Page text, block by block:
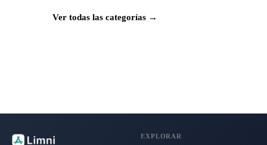
Ver todas las categorías →
EXPLORAR